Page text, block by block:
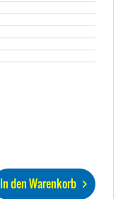
In den Warenkorb